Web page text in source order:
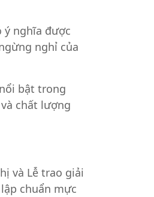
ý nghĩa được
nghỉ của
bật trong
chất lượng
và Lễ trao giải
chuẩn mực